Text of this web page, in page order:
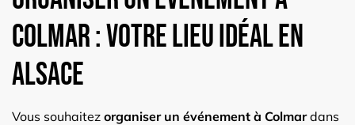
Colmar : votre lieu idéal en
Alsace
Vous souhaitez organiser un événement à Colmardans